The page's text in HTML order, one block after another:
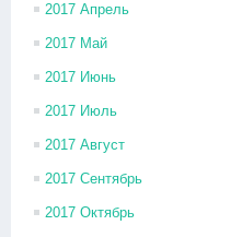
2017 Апрель
2017 Май
2017 Июнь
2017 Июль
2017 Август
2017 Сентябрь
2017 Октябрь